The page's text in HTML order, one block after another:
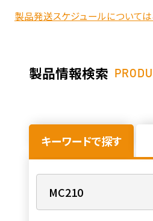
製品発送スケジュールについては
製品情報検索
キーワードで探す